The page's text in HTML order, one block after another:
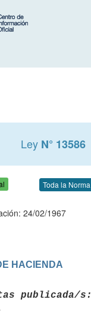
Ley N° 13586
Toda la Norma
24/02/1967
HACIENDA
publicada/s: